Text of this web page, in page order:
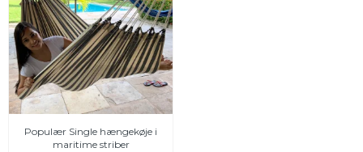
Populær Single hængekøje i
maritime striber